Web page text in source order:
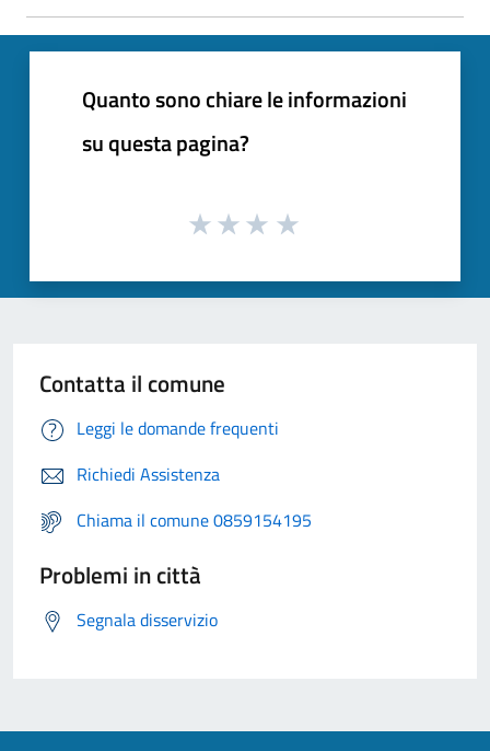
Quanto sono chiare le informazioni
su questa pagina?
Contatta il comune
Leggi le domande frequenti
Richiedi Assistenza
Chiama il comune 0859154195
Problemi in città
Segnala disservizio